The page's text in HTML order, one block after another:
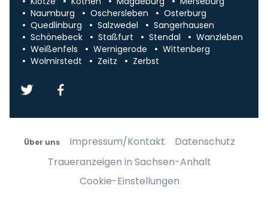
Naumburg
Oschersleben
Osterburg
Quedlinburg
Salzwedel
Sangerhausen
Schönebeck
Staßfurt Stendal
Wanzleben
Weißenfels
Wernigerode
Wittenberg
Wolmirstedt
Zeitz Zerbst
Über uns Impressum/Kontakt
Datenschutz
Traueranzeigen in Sachsen-Anhalt
Cookie-Einstellungen